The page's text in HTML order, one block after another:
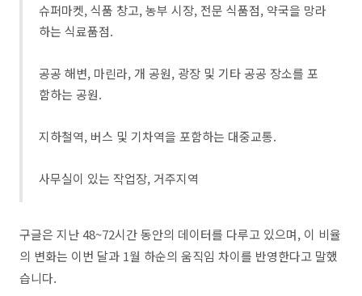
슈퍼마켓, 식품 창고, 농부 시장, 전문 식품점, 약국을 망라
하는 식료품점.
공공 해변, 마린라, 개 공원, 광장 및 기타 공공 장소를 포
함하는 공원.
지하철역, 버스 및 기차역을 포함하는 대중교통.
사무실이 있는 작업장, 거주지역
구글은 지난 48~72시간 동안의 데이터를 다루고 있으며, 이 비율
의 변화는 이번 달과 1월 하순의 움직임 차이를 반영한다고 말했
습니다.